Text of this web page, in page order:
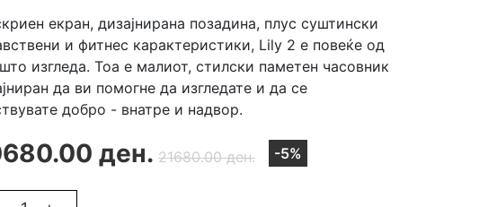
екран, дизајнирана позадина, плус суштински
и фитнес карактеристики, Lily 2 е повеќе од
изгледа. Тоа е малиот, стилски паметен часовник
да ви помогне да изгледате и да се
добро - внатре и надвор.
ден. 21680.00 ден. -5%